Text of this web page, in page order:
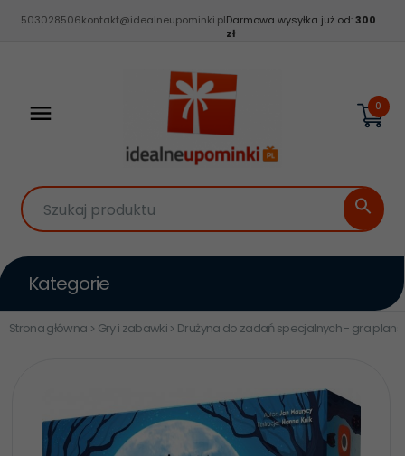
503028506kontakt@idealneupominki.plDarmowa wysyłka już od: 300
zł
Szukaj produktu
0
Kategorie
Strona główna Gry i zabawki Drużyna do zadań specjalnych - gra